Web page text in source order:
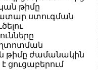
թիմը
ստուգման
թիմը ժամանակին
ցուցաբերում